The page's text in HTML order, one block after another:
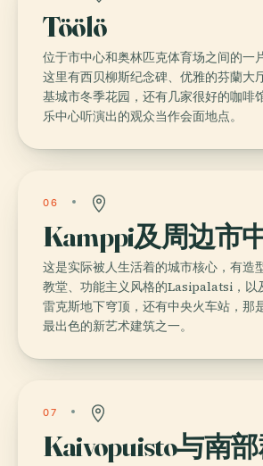
Töölö
位于市中心和奥林匹克体育场之间的一
这里有西贝柳斯纪念碑、优雅的芬蘭大
基城市冬季花园，还有几家很好的咖啡
乐中心听演出的观众当作会面地点。
06
Kamppi及周边市
这是实际被人生活着的城市核心，有造
教堂、功能主义风格的Lasipalatsi，以
雷克斯地下穹顶，还有中央火车站，那
最出色的新艺术建筑之一。
07
Kaivopuisto与南